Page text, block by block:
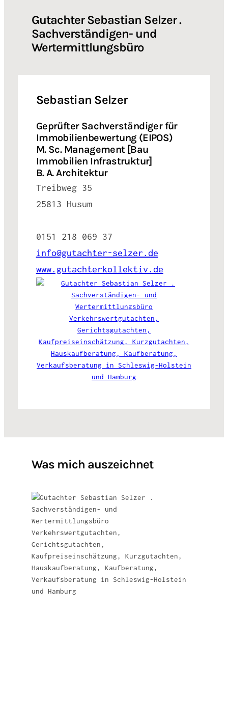
Gutachter Sebastian Selzer .
Sachverständigen- und
Wertermittlungsbüro
Sebastian Selzer
Geprüfter Sachverständiger für
Immobilienbewertung (EIPOS)
M. Sc. Management [Bau
Immobilien Infrastruktur]
B. A. Architektur
Treibweg 35
25813 Husum
0151 218 069 37
info@gutachter-selzer.de
www.gutachterkollektiv.de
Was mich auszeichnet